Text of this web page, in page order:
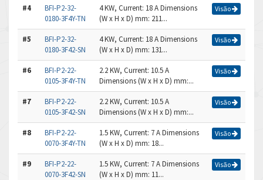
#4
BFI-P2-32-
0180-3F4Y-TN
4 KW, Current: 18 A Dimensions
(W x H x D) mm: 211...
Visão
#5
BFI-P2-32-
0180-3F42-SN
4 KW, Current: 18 A Dimensions
(W x H x D) mm: 131...
Visão
#6
BFI-P2-22-
0105-3F4Y-TN
2.2 KW, Current: 10.5 A
Dimensions (W x H x D) mm:...
Visão
#7
BFI-P2-22-
0105-3F42-SN
2.2 KW, Current: 10.5 A
Dimensions (W x H x D) mm:...
Visão
#8
BFI-P2-22-
0070-3F4Y-TN
1.5 KW, Current: 7 A Dimensions
(W x H x D) mm: 18...
Visão
#9
BFI-P2-22-
0070-3F42-SN
1.5 KW, Current: 7 A Dimensions
(W x H x D) mm: 11...
Visão